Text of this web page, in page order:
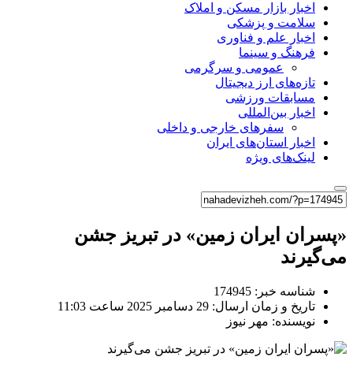
اخبار بازار مسکن و املاک
سلامت و پزشکی
اخبار علم و فناوری
فرهنگ و سینما
عمومی و سرگرمی
تازه‌های ارز دیجیتال
مسابقات ورزشی
اخبار بین‌المللی
سفرهای خارجی و داخلی
اخبار استان‌های ایران
لینک‌های ویژه
«پسران ایران زمین» در تبریز جشن
می‌گیرند
شناسه خبر: 174945
تاریخ و زمان ارسال: 29 دسامبر 2025 ساعت 11:03
نویسنده: مهر نیوز